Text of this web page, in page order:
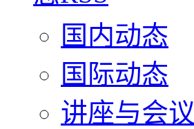
国内动态
国际动态
讲座与会议